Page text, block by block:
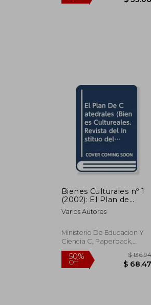
50%
Off
Bienes Culturales nº 1
(2002): El Plan de
Catedrales (in Spanish)
Varios Autores
Ministerio De Educacion Y
Ciencia C, Paperback,
Used